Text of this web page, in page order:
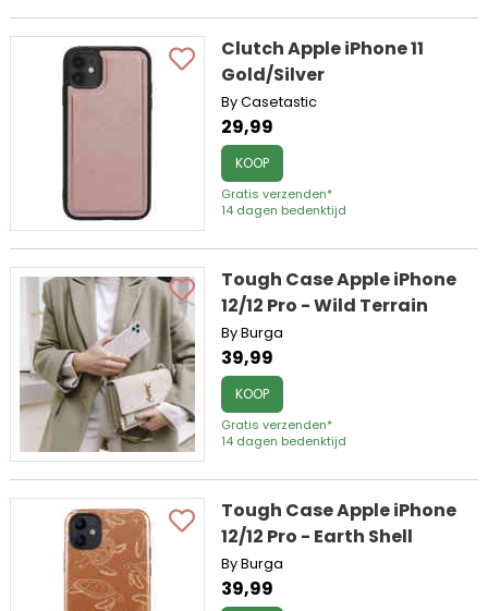
Clutch Apple iPhone 11
Gold/Silver
By Casetastic
29,99
KOOP
Gratis verzenden*
14 dagen bedenktijd
Tough Case Apple iPhone
12/12 Pro - Wild Terrain
By Burga
39,99
KOOP
Gratis verzenden*
14 dagen bedenktijd
Tough Case Apple iPhone
12/12 Pro - Earth Shell
By Burga
39,99